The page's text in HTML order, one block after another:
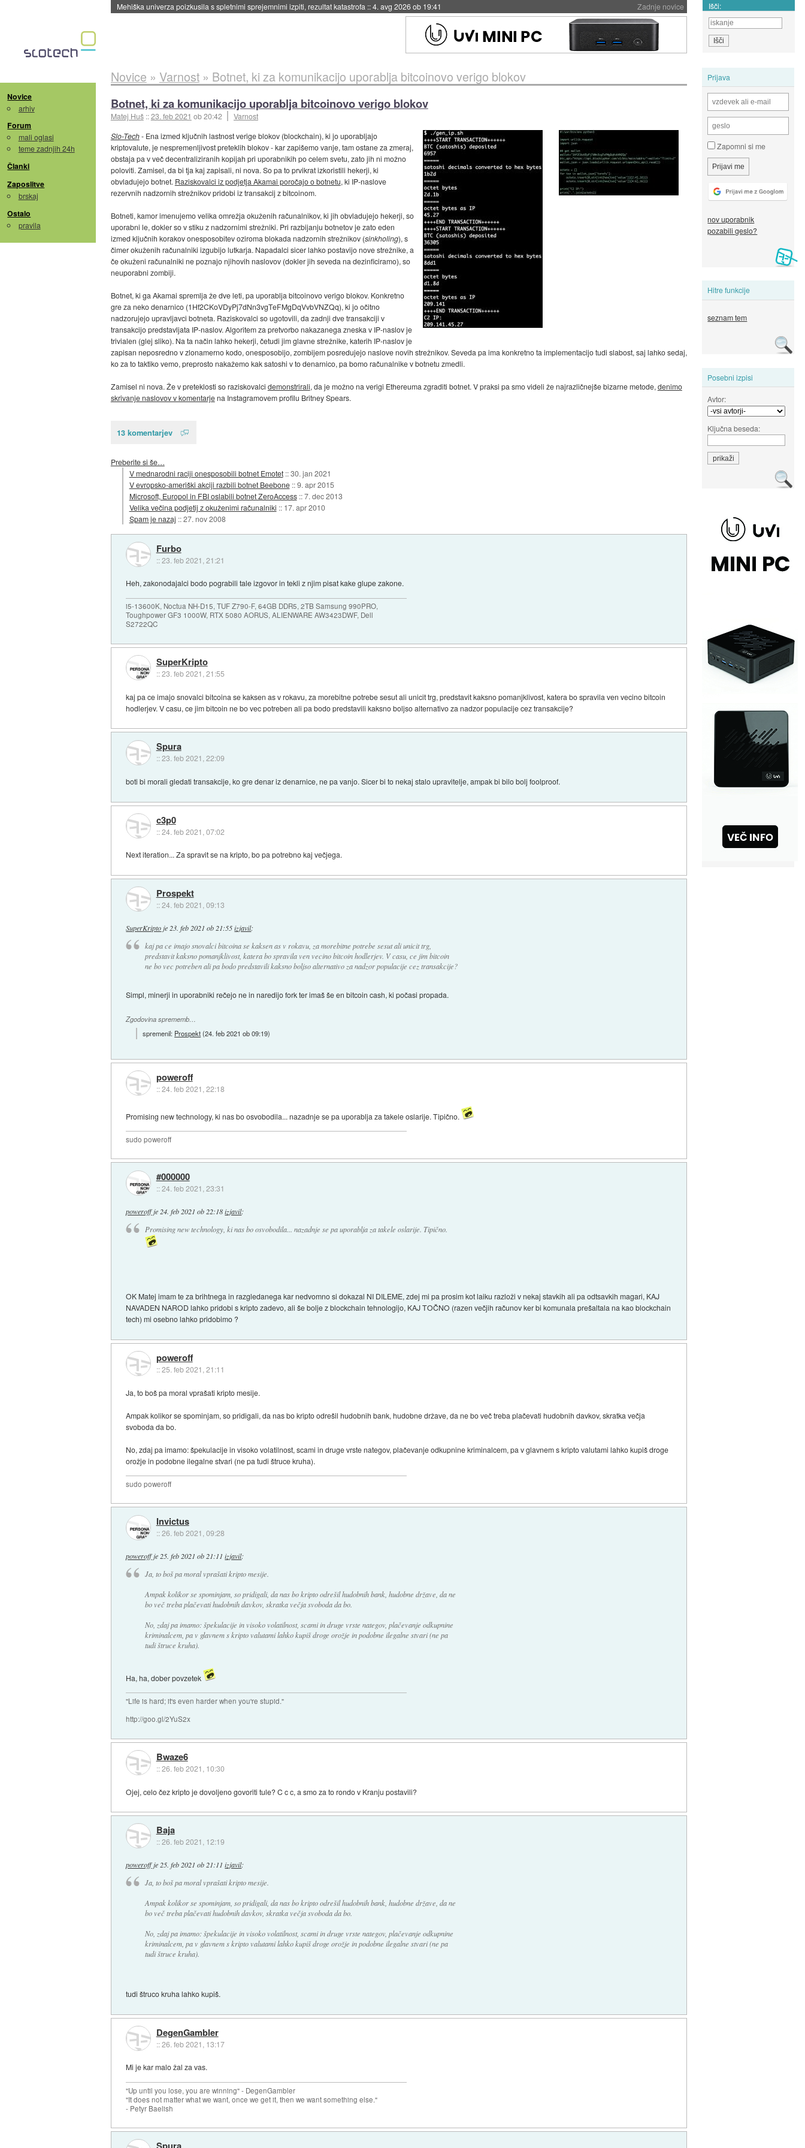
Zadnje novice
Evropska vesoljska agencija razvija svojo raketo za večkratno uporabo::4. avg 2026 ob 19:41 Išči:
Novice
arhiv
Forum
mali oglasi
teme zadnjih 24h
Članki
Zaposlitve
brskaj
Ostalo
pravila
Prijava
Zapomni si me
nov uporabnik
pozabili geslo?
Hitre funkcije
seznam tem
Posebni izpisi
Avtor:
Ključna beseda:
Novice » Varnost» Botnet, ki za komunikacijo uporablja bitcoinovo verigo blokov
Botnet, ki za komunikacijo uporablja bitcoinovo verigo blokov
Matej Huš ::23. feb 2021 ob 20:42
Varnost
Slo-Tech- Ena izmed ključnih lastnost verige blokov (blockchain), ki jo uporabljajo
kriptovalute, je nespremenljivost preteklih blokov - kar zapišemo vanje, tam ostane za zmeraj,
obstaja pa v več decentraliziranih kopijah pri uporabnikih po celem svetu, zato jih ni možno
poloviti. Zamisel, da bi tja kaj zapisali, ni nova. So pa to prvikrat izkoristili hekerji, ki
obvladujejo botnet. Raziskovalci iz podjetja Akamai poročajo o botnetu, ki IP-naslove
rezervnih nadzornih strežnikov pridobi iz transakcij z bitcoinom.
Botneti, kamor imenujemo velika omrežja okuženih računalnikov, ki jih obvladujejo hekerji, so
uporabni le, dokler so v stiku z nadzornimi strežniki. Pri razbijanju botnetov je zato eden
izmed ključnih korakov onesposobitev oziroma blokada nadzornih strežnikov (sinkholing), s
čimer okuženih računalniki izgubijo lutkarja. Napadalci sicer lahko postavijo nove strežnike, a
če okuženi računalniki ne poznajo njihovih naslovov (dokler jih seveda na dezinficiramo), so
neuporabni zombiji.
Botnet, ki ga Akamai spremlja že dve leti, pa uporablja bitcoinovo verigo blokov. Konkretno
gre za neko denarnico (1Hf2CKoVDyPj7dNn3vgTeFMgDqVvbVNZQq), ki jo očitno
nadzorujejo upravljavci botneta. Raziskovalci so ugotovili, da zadnji dve transakciji v
transakcijo predstavljata IP-naslov. Algoritem za pretvorbo nakazanega zneska v IP-naslov je
trivialen (glej sliko). Na ta način lahko hekerji, četudi jim glavne strežnike, katerih IP-naslov je
zapisan neposredno v zlonamerno kodo, onesposobijo, zombijem posredujejo naslove novih strežnikov. Seveda pa ima konkretno ta implementacijo tudi slabost, saj lahko sedaj,
ko za to taktiko vemo, preprosto nakažemo kak satoshi v to denarnico, pa bomo računalnike v botnetu zmedli.
Zamisel ni nova. Že v preteklosti so raziskovalci demonstrirali, da je možno na verigi Ethereuma zgraditi botnet. V praksi pa smo videli že najrazličnejše bizarne metode, denimo
skrivanje naslovov v komentarjena Instagramovem profilu Britney Spears.
13 komentarjev
Preberite si še…
V mednarodni raciji onesposobili botnet Emotet ::30. jan 2021
V evropsko-ameriški akciji razbili botnet Beebone ::9. apr 2015
Microsoft, Europol in FBI oslabili botnet ZeroAccess ::7. dec 2013
Velika večina podjetij z okuženimi računalniki :: 17. apr 2010
Spam je nazaj ::27. nov 2008
Furbo
::23. feb 2021, 21:21
Heh, zakonodajalci bodo pograbili tale izgovor in tekli z njim pisat kake glupe zakone.
i5-13600K, Noctua NH-D15, TUF Z790-F, 64GB DDR5, 2TB Samsung 990PRO,
Toughpower GF3 1000W, RTX 5080 AORUS, ALIENWARE AW3423DWF, Dell
S2722QC
SuperKripto
::23. feb 2021, 21:55
kaj pa ce imajo snovalci bitcoina se kaksen as v rokavu, za morebitne potrebe sesut ali unicit trg, predstavit kaksno pomanjklivost, katera bo spravila ven vecino bitcoin
hodlerjev. V casu, ce jim bitcoin ne bo vec potreben ali pa bodo predstavili kaksno boljso alternativo za nadzor populacije cez transakcije?
Spura
::23. feb 2021, 22:09
boti bi morali gledati transakcije, ko gre denar iz denarnice, ne pa vanjo. Sicer bi to nekaj stalo upravitelje, ampak bi bilo bolj foolproof.
c3p0
::24. feb 2021, 07:02
Next iteration... Za spravit se na kripto, bo pa potrebno kaj večjega.
Prospekt
::24. feb 2021, 09:13
SuperKripto je 23. feb 2021 ob 21:55 izjavil:
kaj pa ce imajo snovalci bitcoina se kaksen as v rokavu, za morebitne potrebe sesut ali unicit trg,
predstavit kaksno pomanjklivost, katera bo spravila ven vecino bitcoin hodlerjev. V casu, ce jim bitcoin
ne bo vec potreben ali pa bodo predstavili kaksno boljso alternativo za nadzor populacije cez transakcije?
Simpl, minerji in uporabniki rečejo ne in naredijo fork ter imaš še en bitcoin cash, ki počasi propada.
Zgodovina sprememb…
spremenil: Prospekt(24. feb 2021 ob 09:19)
poweroff
::24. feb 2021, 22:18
Promising new technology, ki nas bo osvobodila... nazadnje se pa uporablja za takele oslarije. Tipično.
sudo poweroff
#000000
::24. feb 2021, 23:31
poweroffje 24. feb 2021 ob 22:18 izjavil:
Promising new technology, ki nas bo osvobodila... nazadnje se pa uporablja za takele oslarije. Tipično.
OK Matej imam te za brihtnega in razgledanega kar nedvomno si dokazal NI DILEME, zdej mi pa prosim kot laiku razloži v nekaj stavkih ali pa odtsavkih magari, KAJ
NAVADEN NAROD lahko pridobi s kripto zadevo, ali še bolje z blockchain tehnologijo, KAJ TOČNO (razen večjih računov ker bi komunala prešaltala na kao blockchain
tech) mi osebno lahko pridobimo ?
poweroff
::25. feb 2021, 21:11
Ja, to boš pa moral vprašati kripto mesije.
Ampak kolikor se spominjam, so pridigali, da nas bo kripto odrešil hudobnih bank, hudobne države, da ne bo več treba plačevati hudobnih davkov, skratka večja
svoboda da bo.
No, zdaj pa imamo: špekulacije in visoko volatilnost, scami in druge vrste nategov, plačevanje odkupnine kriminalcem, pa v glavnem s kripto valutami lahko kupiš droge
orožje in podobne ilegalne stvari (ne pa tudi štruce kruha).
sudo poweroff
Invictus
::26. feb 2021, 09:28
poweroffje 25. feb 2021 ob 21:11 izjavil:
Ja, to boš pa moral vprašati kripto mesije.
Ampak kolikor se spominjam, so pridigali, da nas bo kripto odrešil hudobnih bank, hudobne države, da ne
bo več treba plačevati hudobnih davkov, skratka večja svoboda da bo.
No, zdaj pa imamo: špekulacije in visoko volatilnost, scami in druge vrste nategov, plačevanje odkupnine
kriminalcem, pa v glavnem s kripto valutami lahko kupiš droge orožje in podobne ilegalne stvari (ne pa
tudi štruce kruha).
Ha, ha, dober povzetek
"Life is hard; it's even harder when you're stupid."
http://goo.gl/2YuS2x
Bwaze6
::26. feb 2021, 10:30
Ojej, celo čez kripto je dovoljeno govoriti tule? C c c, a smo za to rondo v Kranju postavili?
Baja
::26. feb 2021, 12:19
poweroffje 25. feb 2021 ob 21:11 izjavil:
Ja, to boš pa moral vprašati kripto mesije.
Ampak kolikor se spominjam, so pridigali, da nas bo kripto odrešil hudobnih bank, hudobne države, da ne
bo več treba plačevati hudobnih davkov, skratka večja svoboda da bo.
No, zdaj pa imamo: špekulacije in visoko volatilnost, scami in druge vrste nategov, plačevanje odkupnine
kriminalcem, pa v glavnem s kripto valutami lahko kupiš droge orožje in podobne ilegalne stvari (ne pa
tudi štruce kruha).
tudi štruco kruha lahko kupiš.
DegenGambler
::26. feb 2021, 13:17
Mi je kar malo žal za vas.
"Up until you lose, you are winning" - DegenGambler
"It does not matter what we want, once we get it, then we want something else."
- Petyr Baelish